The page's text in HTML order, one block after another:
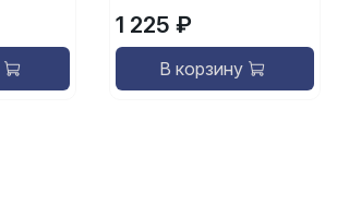
1 225 ₽
В корзину